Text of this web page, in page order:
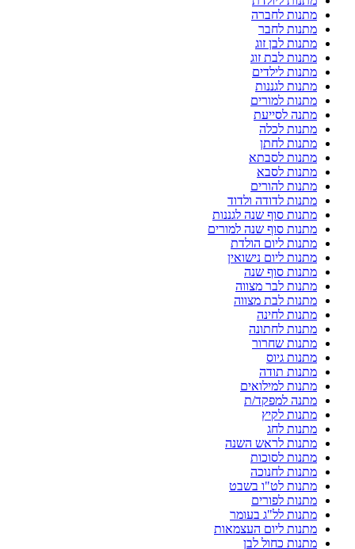
מתנות לחברה
מתנות לחבר
מתנות לבן זוג
מתנות לבת זוג
מתנות לילדים
מתנות לגננות
מתנות למורים
מתנה לסייעת
מתנות לכלה
מתנות לחתן
מתנות לסבתא
מתנות לסבא
מתנות להורים
מתנות לדודה ולדוד
מתנות סוף שנה לגננות
מתנות סוף שנה למורים
מתנות ליום הולדת
מתנות ליום נישואין
מתנות סוף שנה
מתנות לבר מצווה
מתנות לבת מצווה
מתנות לחינה
מתנות לחתונה
מתנות שחרור
מתנות גיוס
מתנות תודה
מתנות למילואים
מתנה למפקד/ת
מתנות לקיץ
מתנות לחג
מתנות לראש השנה
מתנות לסוכות
מתנות לחנוכה
מתנות לט"ו בשבט
מתנות לפורים
מתנות לל"ג בעומר
מתנות ליום העצמאות
מתנות כחול לבן